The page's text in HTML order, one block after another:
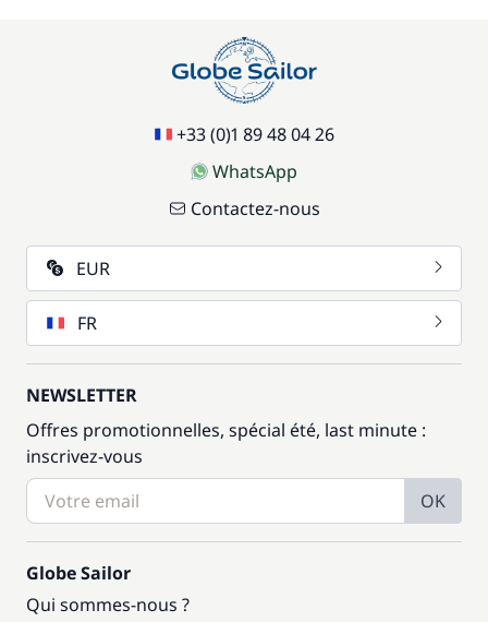
+33 (0)1 89 48 04 26
WhatsApp
Contactez-nous
EUR
FR
NEWSLETTER
Offres promotionnelles, spécial été, last minute :
inscrivez-vous
OK
Globe Sailor
Qui sommes-nous ?